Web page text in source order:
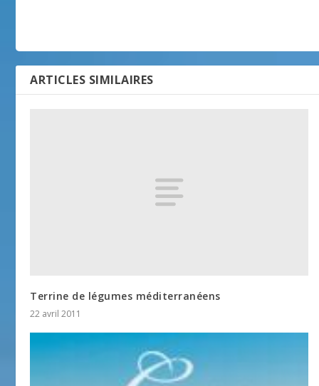
ARTICLES SIMILAIRES
Terrine de légumes méditerranéens
22 avril 2011